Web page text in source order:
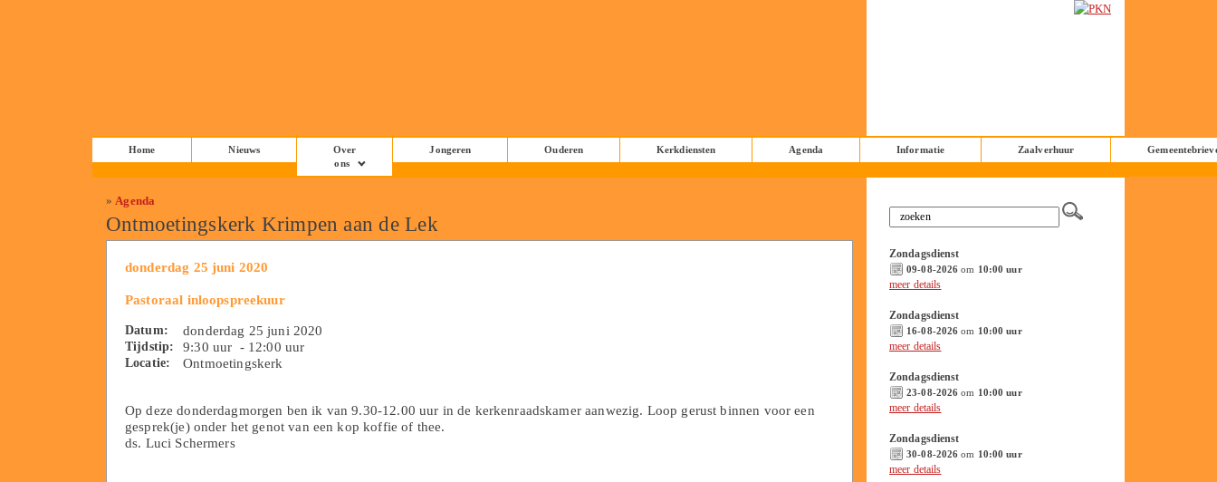
Home Nieuws
Over
ons
Jongeren Ouderen Kerkdiensten Agenda Informatie Zaalverhuur
»Agenda
Ontmoetingskerk Krimpen aan de Lek
donderdag 25 juni 2020
Pastoraal inloopspreekuur
Datum: donderdag 25 juni 2020
Tijdstip: 9:30 uur - 12:00 uur
Locatie: Ontmoetingskerk
Op deze donderdagmorgen ben ik van 9.30-12.00 uur in de kerkenraadskamer aanwezig. Loop gerust binnen voor een
gesprek(je) onder het genot van een kop koffie of thee.
ds. Luci Schermers
Zondagsdienst
09-08-2026 om 10:00 uur
meer details
Zondagsdienst
16-08-2026 om 10:00 uur
meer details
Zondagsdienst
23-08-2026 om 10:00 uur
meer details
Zondagsdienst
30-08-2026 om 10:00 uur
meer details